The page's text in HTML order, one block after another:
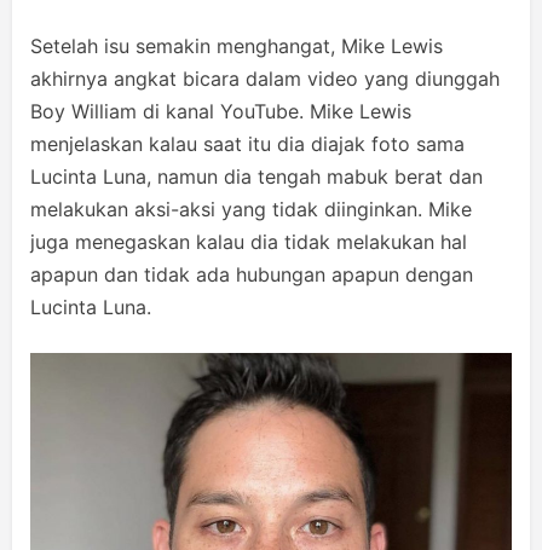
Setelah isu semakin menghangat, Mike Lewis
akhirnya angkat bicara dalam video yang diunggah
Boy William di kanal YouTube. Mike Lewis
menjelaskan kalau saat itu dia diajak foto sama
Lucinta Luna, namun dia tengah mabuk berat dan
melakukan aksi-aksi yang tidak diinginkan. Mike
juga menegaskan kalau dia tidak melakukan hal
apapun dan tidak ada hubungan apapun dengan
Lucinta Luna.